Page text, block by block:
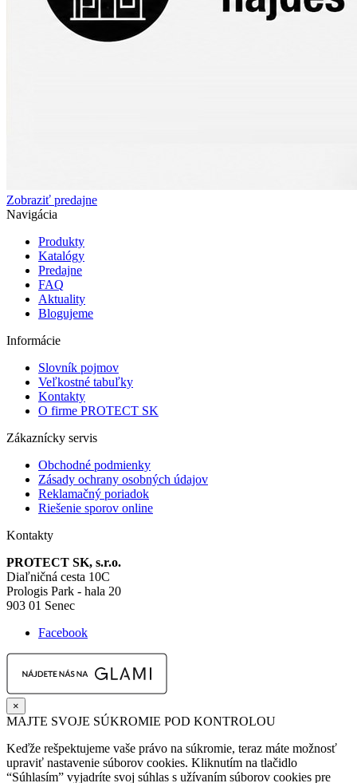
Zobraziť predajne
Navigácia
Produkty
Katalógy
Predajne
FAQ
Aktuality
Blogujeme
Informácie
Slovník pojmov
Veľkostné tabuľky
Kontakty
O firme PROTECT SK
Zákaznícky servis
Obchodné podmienky
Zásady ochrany osobných údajov
Reklamačný poriadok
Riešenie sporov online
Kontakty
PROTECT SK, s.r.o.
Diaľničná cesta 10C
Prologis Park - hala 20
903 01 Senec
Facebook
×
MAJTE SVOJE SÚKROMIE POD KONTROLOU
Keďže rešpektujeme vaše právo na súkromie, teraz máte možnosť
upraviť nastavenie súborov cookies. Kliknutím na tlačidlo
“Súhlasím” vyjadríte svoj súhlas s užívaním súborov cookies pre